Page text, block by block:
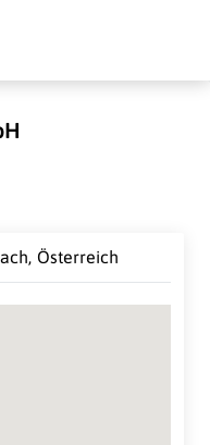
Österreich